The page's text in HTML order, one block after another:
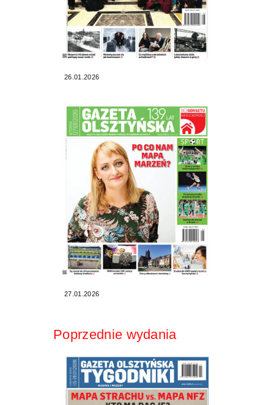
26.01.2026
27.01.2026
Poprzednie wydania